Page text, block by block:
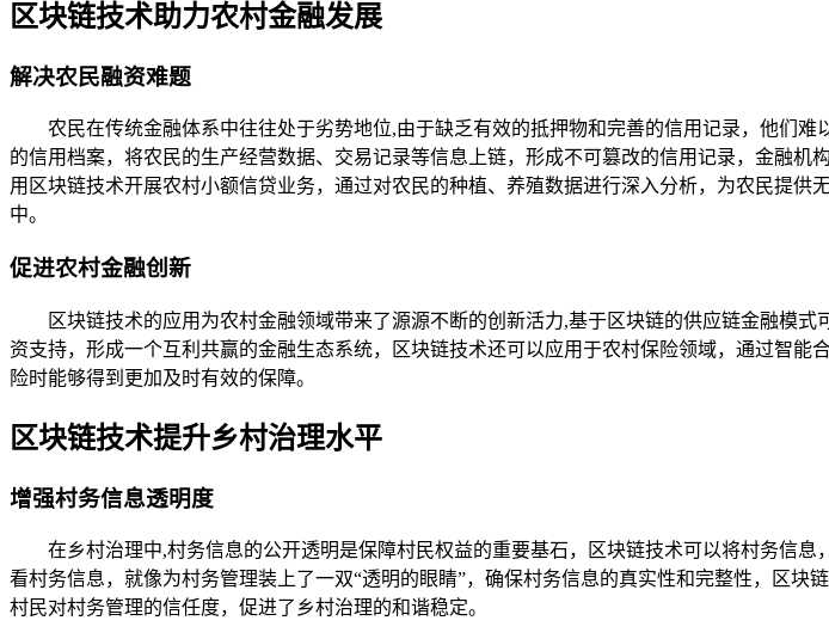
区块链技术助力农村金融发展
解决农民融资难题
农民在传统金融体系中往往处于劣势地位,由于缺乏有效的抵押物和完善的信用记录，他们
的信用档案，将农民的生产经营数据、交易记录等信息上链，形成不可篡改的信用记录，金融
用区块链技术开展农村小额信贷业务，通过对农民的种植、养殖数据进行深入分析，为农民提
中。
促进农村金融创新
区块链技术的应用为农村金融领域带来了源源不断的创新活力,基于区块链的供应链金融模
资支持，形成一个互利共赢的金融生态系统，区块链技术还可以应用于农村保险领域，通过智
险时能够得到更加及时有效的保障。
区块链技术提升乡村治理水平
增强村务信息透明度
在乡村治理中,村务信息的公开透明是保障村民权益的重要基石，区块链技术可以将村务信
看村务信息，就像为村务管理装上了一双“透明的眼睛”，确保村务信息的真实性和完整性，区
村民对村务管理的信任度，促进了乡村治理的和谐稳定。